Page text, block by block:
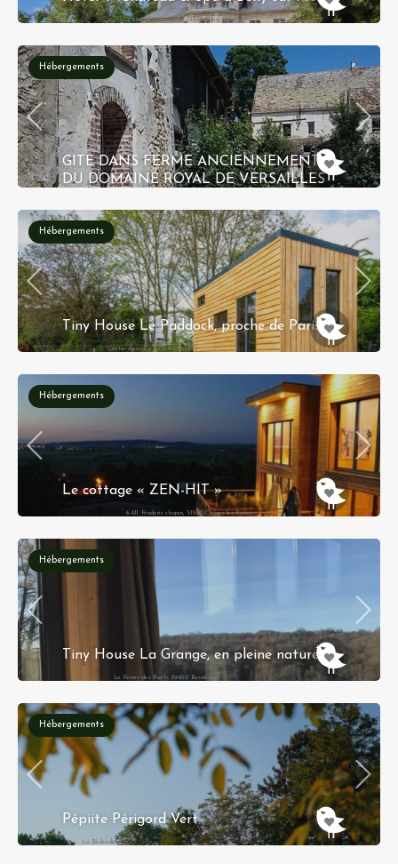
2 route de Courseulles, 14440 Bény-Sur-Mer
Hébergements
GITE DANS FERME ANCIENNEMENT
DU DOMAINE ROYAL DE VERSAILLES
Réservation instantanée
Hébergements
Tiny House Le Paddock, proche de Paris !
Centre équestre 60230 Chambly
Hébergements
Le cottage « ZEN-HIT »
6 All. Frederic chopin, 51500 Chigny-les-Roses
Hébergements
Tiny House La Grange, en pleine nature !
La Ferme des Ruats 89630 Bussières
Réservation instantanée
Hébergements
Pépiite Périgord Vert
La Béchadie S